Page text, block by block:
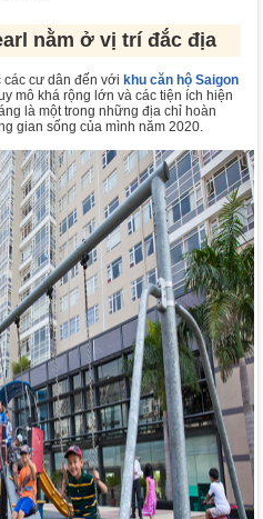
nằm ở vị trí đắc địa
các cư dân đến với khu căn hộ Saigon
mô khá rộng lớn và các tiện ích hiện
là một trong những địa chỉ hoàn
gian sống của mình năm 2020.